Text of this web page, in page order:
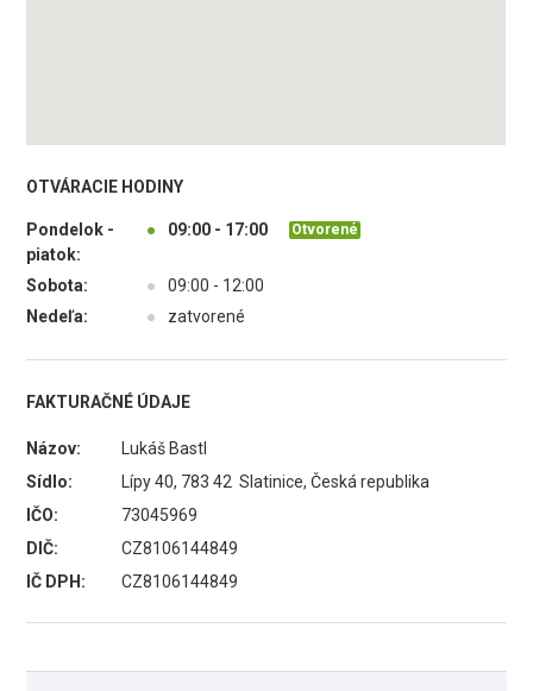
OTVÁRACIE HODINY
Pondelok -
piatok:
● 09:00 - 17:00 Otvorené
Sobota: ●
09:00 - 12:00
Nedeľa:
● zatvorené
FAKTURAČNÉ ÚDAJE
Názov:
Lukáš Bastl
Sídlo:
Lípy 40, 783 42 Slatinice, Česká republika
IČO:
73045969
DIČ:
CZ8106144849
IČ DPH:
CZ8106144849